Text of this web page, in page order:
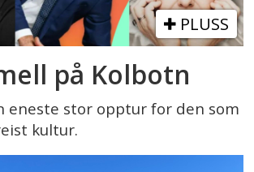
PLUSS
på Kolbotn
eneste stor opptur for den som
kultur.